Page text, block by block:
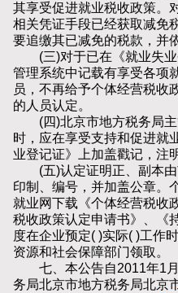
其享受促进就业税收政策。
相关凭证手段已经获取减免
要追缴其已减免的税款，并
(三)对于已在《就业失业
管理系统中记载有享受各项
员，不再给予个体经营税收
的人员认定。
(四)北京市地方税务局主
时，应在享受支持和促进就
业登记证》上加盖戳记，注
(五)认定证明正、副本由
印制、编号，并加盖公章。
就业网下载《个体经营税收
税收政策认定申请书》、《
度在企业预定( )实际( )工作
资源和社会保障部门领取。
七、本公告自2011年1月
务局北京市地方税务局北京